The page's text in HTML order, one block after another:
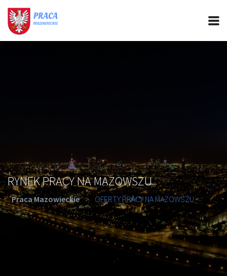
RYNEK PRACY NA MAZOWSZU
Praca Mazowieckie > OFERTY PRACY NA MAZOWSZU